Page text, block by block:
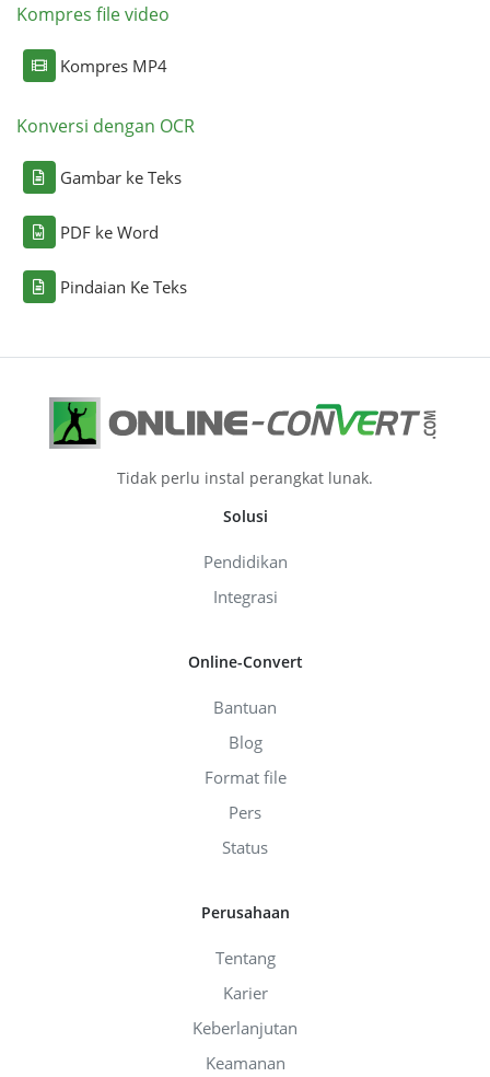
Kompres file video
Kompres MP4
Konversi dengan OCR
Gambar ke Teks
PDF ke Word
Pindaian Ke Teks
Tidak perlu instal perangkat lunak.
Solusi
Pendidikan
Integrasi
Online-Convert
Bantuan
Blog
Format file
Pers
Status
Perusahaan
Tentang
Karier
Keberlanjutan
Keamanan